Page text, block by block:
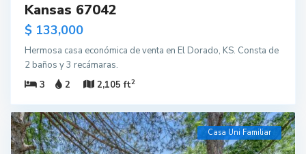
Kansas 67042
$ 133,000
Hermosa casa económica de venta en El Dorado, KS. Consta de
2 baños y 3 recámaras.
3
2 2,105 ft2
Casa Uni Familiar